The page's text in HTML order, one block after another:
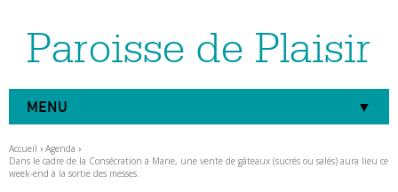
Outils
personnels
Paroisse de Plaisir
MENU
Accueil › Agenda ›
Dans le cadre de la Consécration à Marie, une vente de gâteaux (sucrés ou salés) aura lieu ce
week-end à la sortie des messes.